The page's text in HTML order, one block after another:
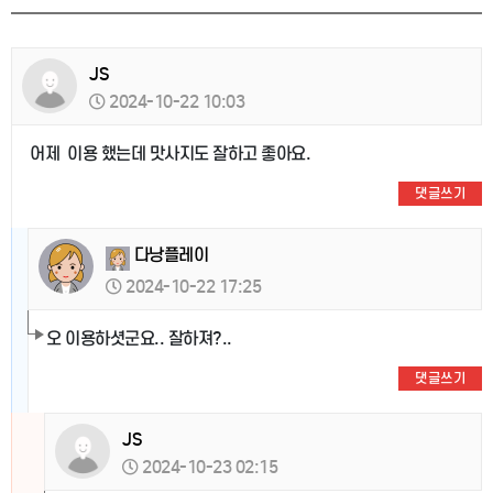
JS
2024-10-22 10:03
어제 이용 했는데 맛사지도 잘하고 좋아요.
댓글쓰기
다낭플레이
2024-10-22 17:25
오 이용하셧군요.. 잘하져?..
댓글쓰기
JS
2024-10-23 02:15